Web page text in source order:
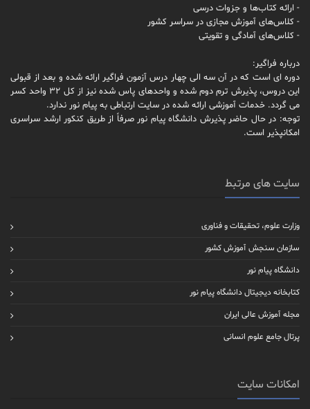
- ارائه کتاب‌ها و جزوات درسی
- کلاس‌های آموزش مجازی در سراسر کشور
- کلاس‌های آمادگی و تقویتی
درباره فراگیر:
دوره ای است که در آن سه الی چهار درس آزمون فراگیر ارائه شده و بعد از قبولی
این دروس، پذیرش ترم دوم شده و واحدهای پاس شده نیز از کل 32 واحد کسر
می گردد. خدمات آموزشی ارائه شده در سایت ارتباطی به پیام نور ندارد.
توجه: در حال حاضر پذیرش دانشگاه پیام نور صرفاً از طریق کنکور ارشد سراسری
امکانپذیر است.
سایت های مرتبط
وزارت علوم، تحقیقات و فناوری
سازمان سنجش آموزش کشور
دانشگاه پیام نور
کتابخانه دیجیتال دانشگاه پیام نور
مجله آموزش عالی ایران
پرتال جامع علوم انسانی
امکانات سایت